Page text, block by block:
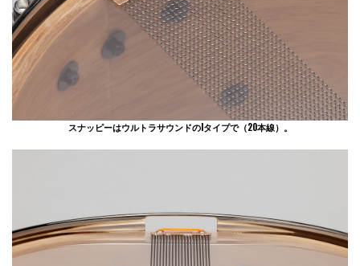
スナッピーはウルトラサウンドのIタイプで（20本線）。